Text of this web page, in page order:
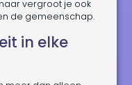
vergroot je ook
de gemeenschap.
in elke